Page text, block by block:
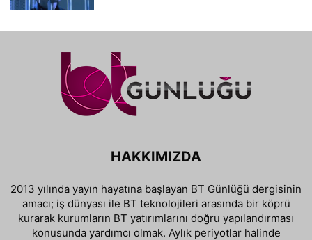
HAKKIMIZDA
2013 yılında yayın hayatına başlayan BT Günlüğü dergisinin
amacı; iş dünyası ile BT teknolojileri arasında bir köprü
kurarak kurumların BT yatırımlarını doğru yapılandırması
konusunda yardımcı olmak. Aylık periyotlar halinde